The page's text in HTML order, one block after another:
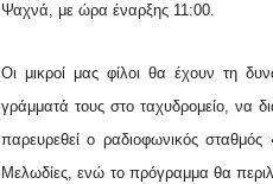
Ψαχνά, με ώρα έναρξης 11:00.
Οι μικροί μας φίλοι θα έχουν τη
γράμματά τους στο ταχυδρομείο, να
παρευρεθεί ο ραδιοφωνικός
Μελωδίες, ενώ το πρόγραμμα θα